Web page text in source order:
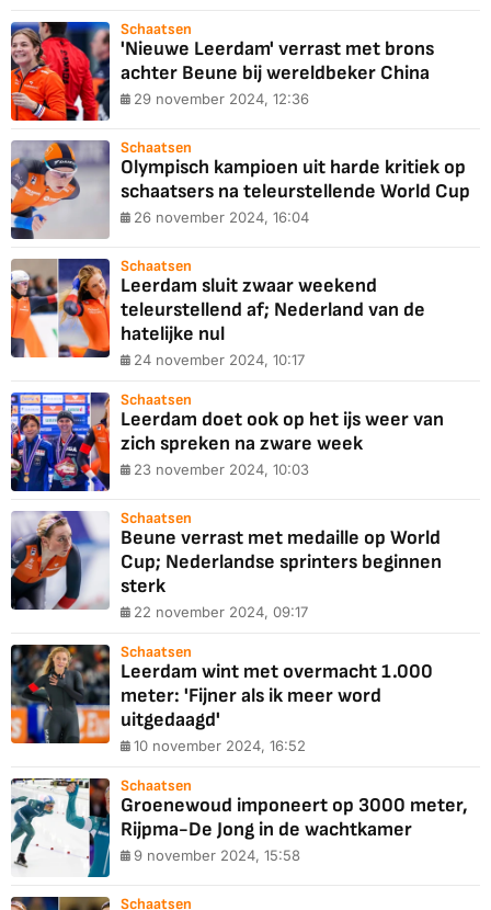
Schaatsen
'Nieuwe Leerdam' verrast met brons
achter Beune bij wereldbeker China
29 november 2024, 12:36
Schaatsen
Olympisch kampioen uit harde kritiek op
schaatsers na teleurstellende World Cup
26 november 2024, 16:04
Schaatsen
Leerdam sluit zwaar weekend
teleurstellend af; Nederland van de
hatelijke nul
24 november 2024, 10:17
Schaatsen
Leerdam doet ook op het ijs weer van
zich spreken na zware week
23 november 2024, 10:03
Schaatsen
Beune verrast met medaille op World
Cup; Nederlandse sprinters beginnen
sterk
22 november 2024, 09:17
Schaatsen
Leerdam wint met overmacht 1.000
meter: 'Fijner als ik meer word
uitgedaagd'
10 november 2024, 16:52
Schaatsen
Groenewoud imponeert op 3000 meter,
Rijpma-De Jong in de wachtkamer
9 november 2024, 15:58
Schaatsen